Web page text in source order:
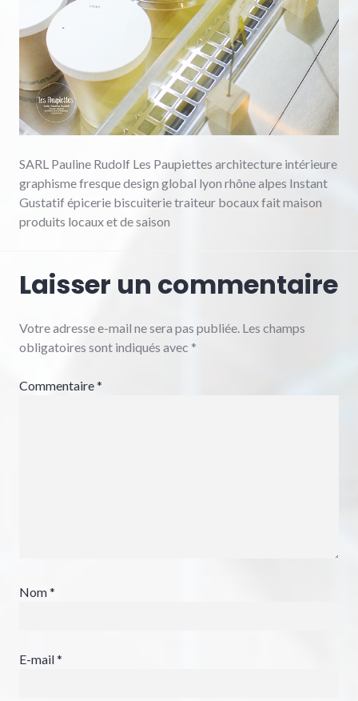
SARL Pauline Rudolf Les Paupiettes architecture intérieure
graphisme fresque design global lyon rhône alpes Instant
Gustatif épicerie biscuiterie traiteur bocaux fait maison
produits locaux et de saison
Laisser un commentaire
Votre adresse e-mail ne sera pas publiée. Les champs
obligatoires sont indiqués avec *
Commentaire*
Nom*
E-mail*